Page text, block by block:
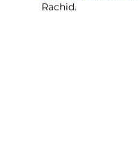
Rachid.